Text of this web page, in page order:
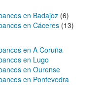
en Badajoz (6)
en Cáceres (13)
en A Coruña
en Lugo
en Ourense
en Pontevedra